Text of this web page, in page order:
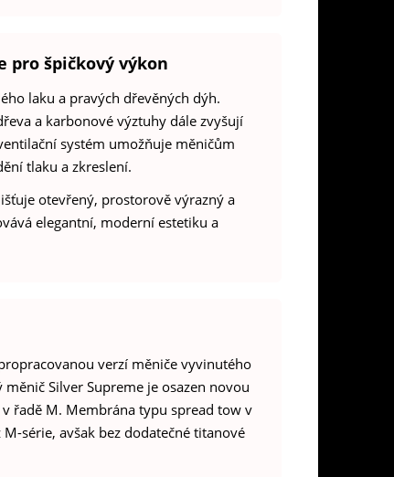
pro špičkový výkon
laku a pravých dřevěných dýh.
a karbonové výztuhy dále zvyšují
systém umožňuje měničům
tlaku a zkreslení.
otevřený, prostorově výrazný a
elegantní, moderní estetiku a
verzí měniče vyvinutého
Silver Supreme je osazen novou
řadě M. Membrána typu spread tow v
série, avšak bez dodatečné titanové